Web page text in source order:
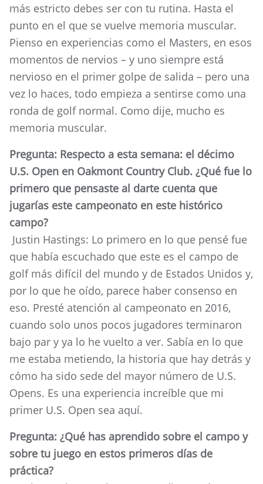
más estricto debes ser con tu rutina. Hasta el
punto en el que se vuelve memoria muscular.
Pienso en experiencias como el Masters, en esos
momentos de nervios – y uno siempre está
nervioso en el primer golpe de salida – pero una
vez lo haces, todo empieza a sentirse como una
ronda de golf normal. Como dije, mucho es
memoria muscular.
Pregunta: Respecto a esta semana: el décimo
U.S. Open en Oakmont Country Club. ¿Qué fue lo
primero que pensaste al darte cuenta que
jugarías este campeonato en este histórico
campo?
Justin Hastings: Lo primero en lo que pensé fue
que había escuchado que este es el campo de
golf más difícil del mundo y de Estados Unidos y,
por lo que he oído, parece haber consenso en
eso. Presté atención al campeonato en 2016,
cuando solo unos pocos jugadores terminaron
bajo par y ya lo he vuelto a ver. Sabía en lo que
me estaba metiendo, la historia que hay detrás y
cómo ha sido sede del mayor número de U.S.
Opens. Es una experiencia increíble que mi
primer U.S. Open sea aquí.
Pregunta: ¿Qué has aprendido sobre el campo y
sobre tu juego en estos primeros días de
práctica?